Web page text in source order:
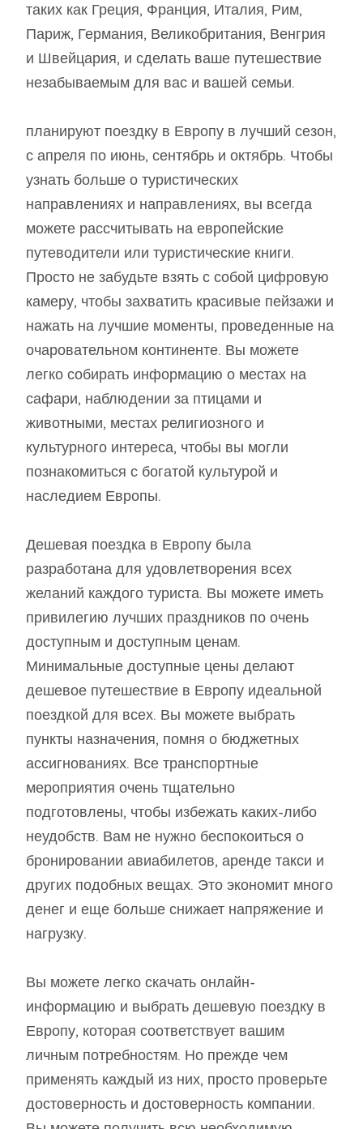
таких как Греция, Франция, Италия, Рим,
Париж, Германия, Великобритания, Венгрия
и Швейцария, и сделать ваше путешествие
незабываемым для вас и вашей семьи.
планируют поездку в Европу в лучший сезон,
с апреля по июнь, сентябрь и октябрь. Чтобы
узнать больше о туристических
направлениях и направлениях, вы всегда
можете рассчитывать на европейские
путеводители или туристические книги.
Просто не забудьте взять с собой цифровую
камеру, чтобы захватить красивые пейзажи и
нажать на лучшие моменты, проведенные на
очаровательном континенте. Вы можете
легко собирать информацию о местах на
сафари, наблюдении за птицами и
животными, местах религиозного и
культурного интереса, чтобы вы могли
познакомиться с богатой культурой и
наследием Европы.
Дешевая поездка в Европу была
разработана для удовлетворения всех
желаний каждого туриста. Вы можете иметь
привилегию лучших праздников по очень
доступным и доступным ценам.
Минимальные доступные цены делают
дешевое путешествие в Европу идеальной
поездкой для всех. Вы можете выбрать
пункты назначения, помня о бюджетных
ассигнованиях. Все транспортные
мероприятия очень тщательно
подготовлены, чтобы избежать каких-либо
неудобств. Вам не нужно беспокоиться о
бронировании авиабилетов, аренде такси и
других подобных вещах. Это экономит много
денег и еще больше снижает напряжение и
нагрузку.
Вы можете легко скачать онлайн-
информацию и выбрать дешевую поездку в
Европу, которая соответствует вашим
личным потребностям. Но прежде чем
применять каждый из них, просто проверьте
достоверность и достоверность компании.